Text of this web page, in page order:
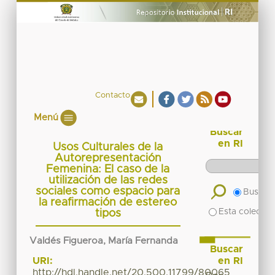
Contacto
Menú
Usos Culturales de la
Autorepresentación
Femenina: El caso de la
utilización de las redes
sociales como espacio para
la reafirmación de estereo
tipos
Valdés Figueroa, María Fernanda
URI:
http://hdl.handle.net/20.500.11799/80065
Buscar
en RI
Buscar
Esta
Buscar
en RI